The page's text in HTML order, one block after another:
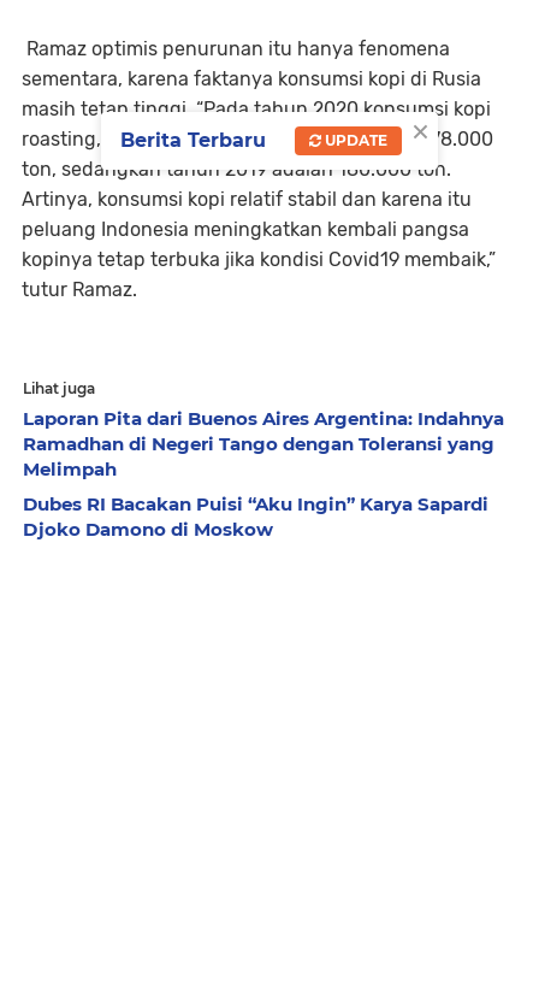
Ramaz optimis penurunan itu hanya fenomena
sementara, karena faktanya konsumsi kopi di Rusia
masih tetap tinggi. “Pada tahun 2020 konsumsi kopi
roasting, bubuk, atau instan di Rusia adalah 178.000
ton, sedangkan tahun 2019 adalah 180.000 ton.
Artinya, konsumsi kopi relatif stabil dan karena itu
peluang Indonesia meningkatkan kembali pangsa
kopinya tetap terbuka jika kondisi Covid19 membaik,”
tutur Ramaz.
Lihat juga
Laporan Pita dari Buenos Aires Argentina: Indahnya
Ramadhan di Negeri Tango dengan Toleransi yang
Melimpah
Dubes RI Bacakan Puisi “Aku Ingin” Karya Sapardi
Djoko Damono di Moskow
×
Berita Terbaru UPDATE